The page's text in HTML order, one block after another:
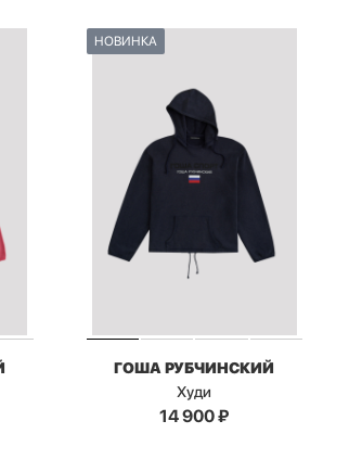
НОВИНКА
ГОША РУБЧИНСКИЙ
Худи
14 900₽